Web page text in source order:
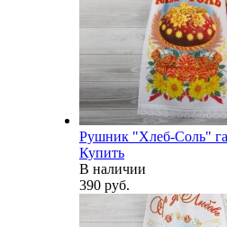
Рушник "Хлеб-Соль"
Купить
В наличии
390 руб.